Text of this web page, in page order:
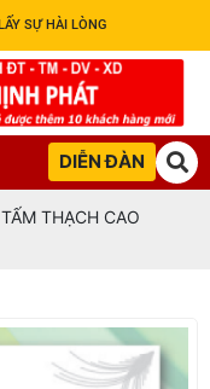
SỰ HÀI LÒNG
DIỄN ĐÀN
TẤM THẠCH CAO